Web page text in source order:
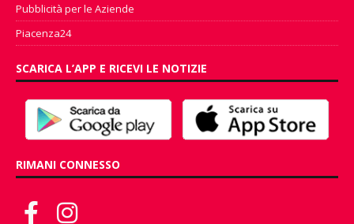
Pubblicità per le Aziende
Piacenza24
SCARICA L’APP E RICEVI LE NOTIZIE
RIMANI CONNESSO